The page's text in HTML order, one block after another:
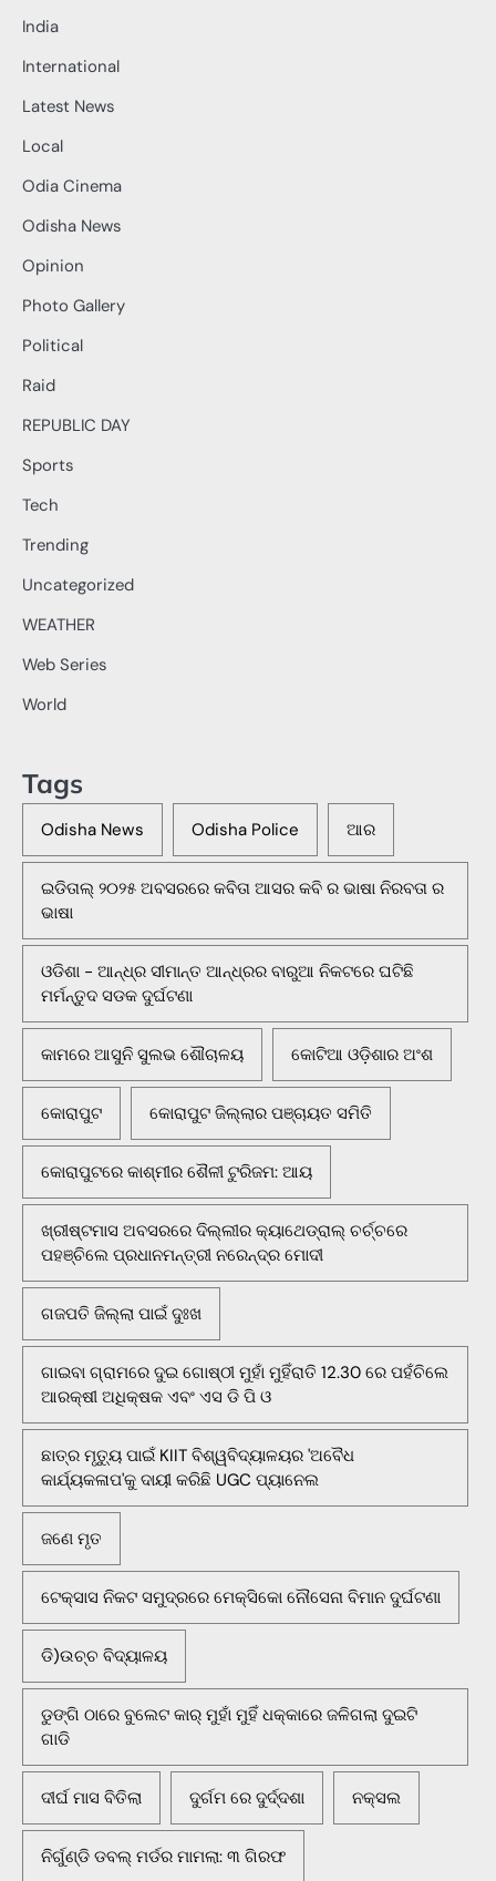
India
International
Latest News
Local
Odia Cinema
Odisha News
Opinion
Photo Gallery
Political
Raid
REPUBLIC DAY
Sports
Tech
Trending
Uncategorized
WEATHER
Web Series
World
Tags
Odisha News Odisha Police ଆର
ଇଡିତାଲ୍ ୨୦୨୫ ଅବସରରେ କବିତା ଆସର କବି ର ଭାଷା ନିରବତା ର
ଭାଷା
ଓଡିଶା - ଆନ୍ଧ୍ର ସୀମାନ୍ତ ଆନ୍ଧ୍ରର ବାରୁଆ ନିକଟରେ ଘଟିଛି
ମର୍ମନ୍ତୁଦ ସଡକ ଦୁର୍ଘଟଣା
କାମରେ ଆସୁନି ସୁଲଭ ଶୌଚାଳୟ କୋଟିଆ ଓଡ଼ିଶାର ଅଂଶ
କୋରାପୁଟ କୋରାପୁଟ ଜିଲ୍ଲାର ପଞ୍ଚାୟତ ସମିତି
କୋରାପୁଟରେ କାଶ୍ମୀର ଶୈଳୀ ଟୁରିଜମ: ଆୟ
ଖ୍ରୀଷ୍ଟମାସ ଅବସରରେ ଦିଲ୍ଲୀର କ୍ୟାଥେଡ୍ରାଲ୍ ଚର୍ଚ୍ଚରେ
ପହଞ୍ଚିଲେ ପ୍ରଧାନମନ୍ତ୍ରୀ ନରେନ୍ଦ୍ର ମୋଦୀ
ଗଜପତି ଜିଲ୍ଲା ପାଇଁ ଦୁଃଖ
ଗାଇବା ଗ୍ରାମରେ ଦୁଇ ଗୋଷ୍ଠୀ ମୁହାଁ ମୁହିଁରାତି 12.30 ରେ ପହଁଚିଲେ
ଆରକ୍ଷୀ ଅଧିକ୍ଷକ ଏବଂ ଏସ ଡି ପି ଓ
ଛାତ୍ର ମୃତ୍ୟୁ ପାଇଁ KIIT ବିଶ୍ୱବିଦ୍ୟାଳୟର 'ଅବୈଧ
କାର୍ଯ୍ୟକଳାପ'କୁ ଦାୟୀ କରିଛି UGC ପ୍ୟାନେଲ
ଜଣେ ମୃତ
ଟେକ୍ସାସ ନିକଟ ସମୁଦ୍ରରେ ମେକ୍ସିକୋ ନୌସେନା ବିମାନ ଦୁର୍ଘଟଣା
ଡି)ଉଚ୍ଚ ବିଦ୍ୟାଳୟ
ଡୁଙ୍ଗି ଠାରେ ବୁଲେଟ କାର୍ ମୁହାଁ ମୁହିଁ ଧକ୍କାରେ ଜଳିଗଲା ଦୁଇଟି
ଗାଡି
ଦୀର୍ଘ ମାସ ବିତିଲା ଦୁର୍ଗମ ରେ ଦୁର୍ଦ୍ଦଶା ନକ୍ସଲ
ନିର୍ଗୁଣ୍ଡି ଡବଲ୍ ମର୍ଡର ମାମଲା: ୩ ଗିରଫ